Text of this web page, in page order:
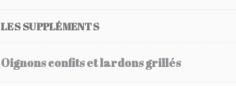
LES SUPPLÉMENTS
Oignons confits et lardons grillés